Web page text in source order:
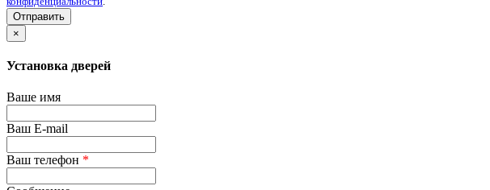
×
Установка дверей
Ваше имя
Ваш E-mail
Ваш телефон *